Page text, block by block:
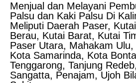
Menjual dan Melayani
Palsu dan Kaki Palsu Di
Meliputi Daerah Paser,
Berau, Kutai Barat, Kutai
Paser Utara, Mahakam
Kota Samarinda, Kota
Tenggarong, Tanjung
Sangatta, Penajam, Ujoh